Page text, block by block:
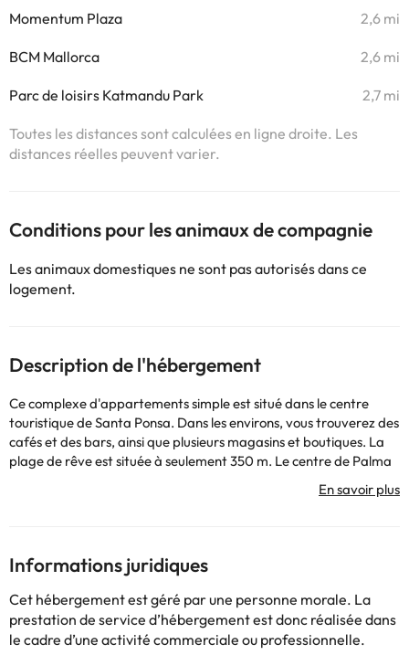
Momentum Plaza 2,6 mi
BCM Mallorca 2,6 mi
Parc de loisirs Katmandu Park 2,7 mi
Toutes les distances sont calculées en ligne droite. Les
distances réelles peuvent varier.
Conditions pour les animaux de compagnie
Les animaux domestiques ne sont pas autorisés dans ce
logement.
Description de l'hébergement
Ce complexe d'appartements simple est situé dans le centre
touristique de Santa Ponsa. Dans les environs, vous trouverez des
cafés et des bars, ainsi que plusieurs magasins et boutiques. La
plage de rêve est située à seulement 350 m. Le centre de Palma
est à environ 25 km. Ce complexe compte 94 appartements
répartis sur 4 étages. Vous avez à votre disposition une réception
sèche-cheveux, four à micro-ondes, réfrigérateur et kitchenette.
Il dispose également d'un coffre-fort et d'une télévision à louer,
toutes avec balcon ou terrasse. Une piscine de plein air est à
votre disposition sur le domaine soigné.
Informations juridiques
Cet hébergement est géré par une personne morale. La
prestation de service d’hébergement est donc réalisée dans
le cadre d’une activité commerciale ou professionnelle.